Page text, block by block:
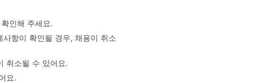
인해 주세요.
항이 확인될 경우, 채용이 취소
취소될 수 있어요.
요.